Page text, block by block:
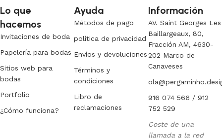
Lo que
hacemos
Invitaciones de boda
Papelería para bodas
Sitios web para
bodas
Portfolio
¿Cómo funciona?
Ayuda
Métodos de pago
política de privacidad
Envíos y devoluciones
Términos y
condiciones
Libro de
reclamaciones
Información
AV. Saint Georges Les
Baillargeaux, 80,
Fracción AM, 4630-
202 Marco de
Canaveses
916 074 566 / 912
752 529
Coste de una
llamada a la red